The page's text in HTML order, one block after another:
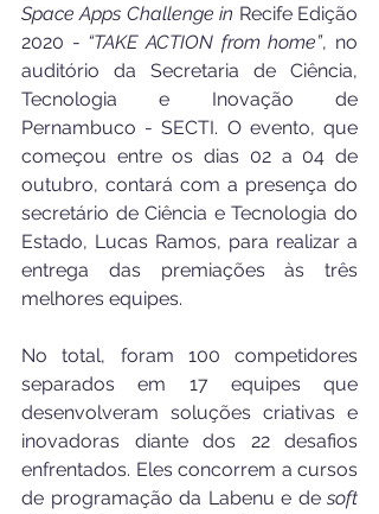
Space Apps Challenge in Recife Edição
2020 - “TAKE ACTION from home”, no
auditório da Secretaria de Ciência,
Tecnologia e Inovação de
Pernambuco - SECTI. O evento, que
começou entre os dias 02 a 04 de
outubro, contará com a presença do
secretário de Ciência e Tecnologia do
Estado, Lucas Ramos, para realizar a
entrega das premiações às três
melhores equipes.
No total, foram 100 competidores
separados em 17 equipes que
desenvolveram soluções criativas e
inovadoras diante dos 22 desafios
enfrentados. Eles concorrem a cursos
de programação da Labenu e de soft